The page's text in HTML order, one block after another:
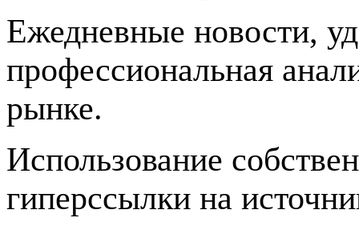
Ежедневные новости,
профессиональная
рынке.
Использование
гиперссылки на